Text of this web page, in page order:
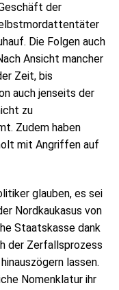
der
Die Folgen auch
Ansicht mancher
Zeit, bis
auch jenseits der
zu
Zudem haben
mit Angriffen auf
glauben, es sei
Nordkaukasus von
Staatskasse dank
der Zerfallsprozess
lassen.
Nomenklatur ihr